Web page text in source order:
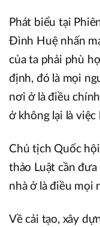
Phát biểu tại
Đình Huệ nhấn
của ta phải phù
định, đó là mọi
nơi ở là điều
ở không lại là việc
Chủ tịch Quốc
thảo Luật cần
nhà ở là điều mọi
Về cải tạo, xây